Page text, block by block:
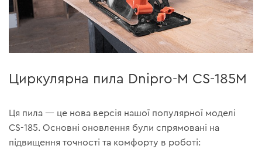
Циркулярна пила Dnipro-M CS-185M
Ця пила — це нова версія нашої популярної моделі
CS-185. Основні оновлення були спрямовані на
підвищення точності та комфорту в роботі: